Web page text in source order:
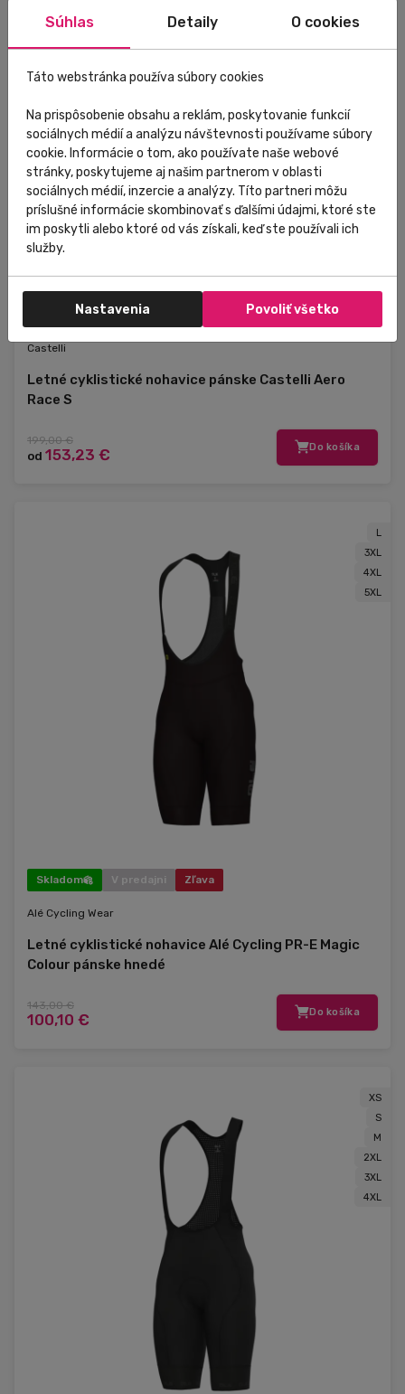
S 010 čierna
XL 001 biela
Skladom V predajni Novinka
Castelli
Letné cyklistické nohavice pánske Castelli Aero
Race S
199,00 €
od 153,23 € Do košíka
L
3XL
4XL
5XL
Skladom V predajni Zľava
Alé Cycling Wear
Letné cyklistické nohavice Alé Cycling PR-E Magic
Colour pánske hnedé
143,00 €
100,10 € Do košíka
XS
S
M
2XL
3XL
4XL
Súhlas Detaily O cookies
Táto webstránka používa súbory cookies
Na prispôsobenie obsahu a reklám, poskytovanie funkcií
sociálnych médií a analýzu návštevnosti používame súbory
cookie. Informácie o tom, ako používate naše webové
stránky, poskytujeme aj našim partnerom v oblasti
sociálnych médií, inzercie a analýzy. Títo partneri môžu
príslušné informácie skombinovať s ďalšími údajmi, ktoré ste
im poskytli alebo ktoré od vás získali, keď ste používali ich
služby.
Nastavenia Povoliť všetko